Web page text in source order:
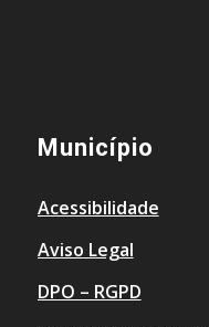
Município
Acessibilidade
Aviso Legal
DPO – RGPD